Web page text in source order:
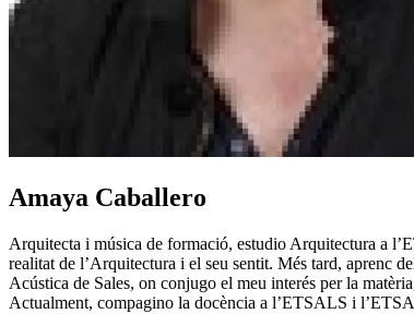
Amaya Caballero
Arquitecta i música de formació, estudio Arquitectura a
realitat de l’Arquitectura i el seu sentit. Més tard, aprenc
Acústica de Sales, on conjugo el meu interés per la
Actualment, compagino la docència a l’ETSALS i